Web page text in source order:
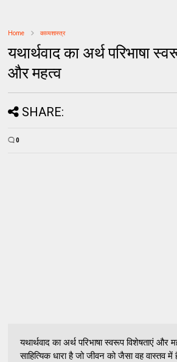
Home काव्यशास्त्र
यथार्थवाद का अर्थ परिभाषा
और महत्व
SHARE:
0
यथार्थवाद का अर्थ परिभाषा स्वरूप विशेषताएं और
साहित्यिक धारा है जो जीवन को जैसा वह वास्तव में